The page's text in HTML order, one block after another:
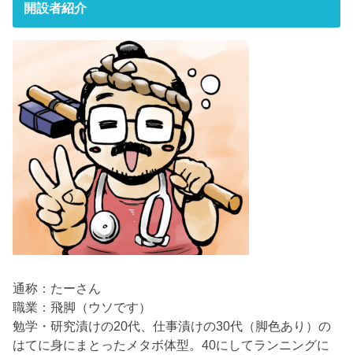
開設者紹介
通称：たーさん
職業：飛脚（ウソです）
勉学・研究漬けの20代、仕事漬けの30代（脚色あり）の
はてに身にまとったメタボ体型。40にしてランニングに